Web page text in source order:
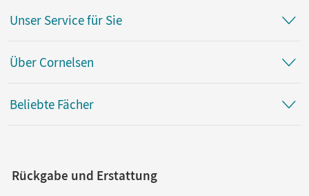
Unser Service für Sie
Über Cornelsen
Beliebte Fächer
Rückgabe und Erstattung